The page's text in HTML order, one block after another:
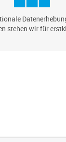
stehen wir für